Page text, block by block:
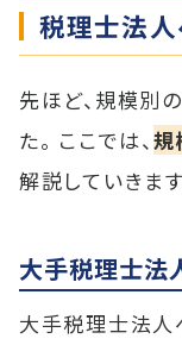
税理士法人
先ほど、規模別
た。 ここでは、 規
解説していきます
大手税理士法
大手税理士法人